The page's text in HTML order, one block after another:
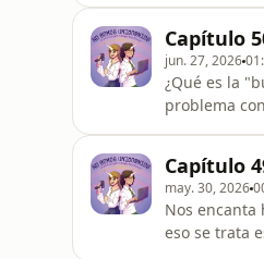
Capítulo
jun. 27, 2026
¿Qué es la
problema
Capítulo
may. 30, 2026
Nos encanta
eso se trata